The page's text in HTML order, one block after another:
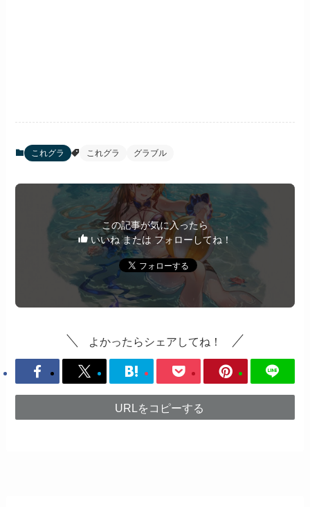
これグラ これグラ グラブル
この記事が気に入ったら
いいね または フォローしてね！
よかったらシェアしてね！
URLをコピーする